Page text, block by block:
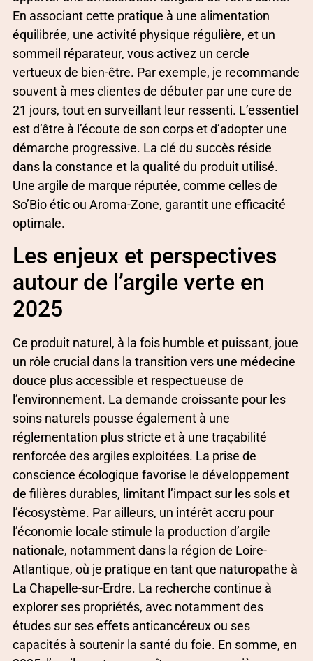
En associant cette pratique à une alimentation
équilibrée, une activité physique régulière, et un
sommeil réparateur, vous activez un cercle
vertueux de bien-être. Par exemple, je recommande
souvent à mes clientes de débuter par une cure de
21 jours, tout en surveillant leur ressenti. L’essentiel
est d’être à l’écoute de son corps et d’adopter une
démarche progressive. La clé du succès réside
dans la constance et la qualité du produit utilisé.
Une argile de marque réputée, comme celles de
So’Bio étic ou Aroma-Zone, garantit une efficacité
optimale.
Les enjeux et perspectives
autour de l’argile verte en
2025
Ce produit naturel, à la fois humble et puissant, joue
un rôle crucial dans la transition vers une médecine
douce plus accessible et respectueuse de
l’environnement. La demande croissante pour les
soins naturels pousse également à une
réglementation plus stricte et à une traçabilité
renforcée des argiles exploitées. La prise de
conscience écologique favorise le développement
de filières durables, limitant l’impact sur les sols et
l’écosystème. Par ailleurs, un intérêt accru pour
l’économie locale stimule la production d’argile
nationale, notamment dans la région de Loire-
Atlantique, où je pratique en tant que naturopathe à
La Chapelle-sur-Erdre. La recherche continue à
explorer ses propriétés, avec notamment des
études sur ses effets anticancéreux ou ses
capacités à soutenir la santé du foie. En somme, en